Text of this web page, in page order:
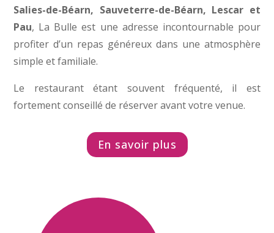
Salies-de-Béarn, Sauveterre-de-Béarn, Lescar et
Pau, La Bulle est une adresse incontournable pour
profiter d’un repas généreux dans une atmosphère
simple et familiale.
Le restaurant étant souvent fréquenté, il est
fortement conseillé de réserver avant votre venue.
En savoir plus